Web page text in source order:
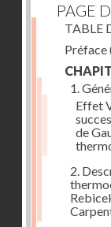
PAGE
TABLE
Préface
1.
Effet
de
2.